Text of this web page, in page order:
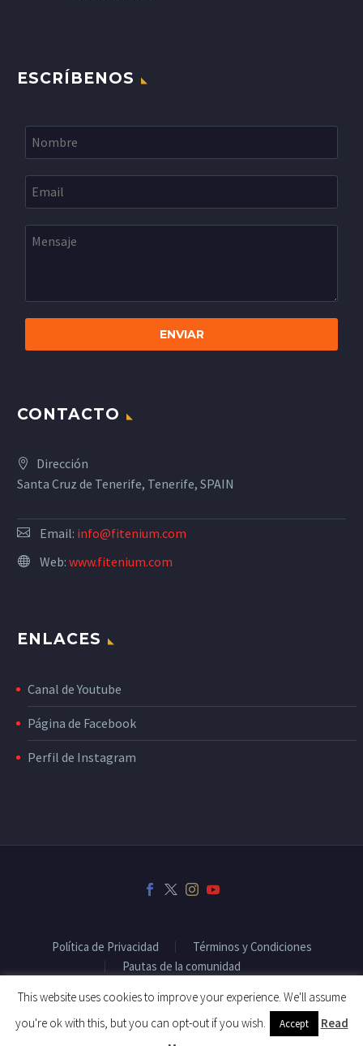
ESCRÍBENOS
CONTACTO
Dirección
Santa Cruz de Tenerife, Tenerife, SPAIN
Email: info@fitenium.com
Web: www.fitenium.com
ENLACES
Canal de Youtube
Página de Facebook
Perfil de Instagram
Política de Privacidad
Términos y Condiciones
Pautas de la comunidad
2019 © Copyright Fitenium
This website uses cookies to improve your experience. We'll assume
you're ok with this, but you can opt-out if you wish.
Accept
Read